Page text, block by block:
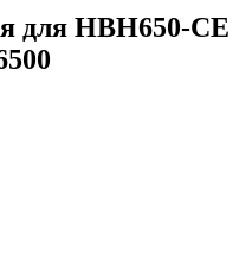
для HBH650-CE